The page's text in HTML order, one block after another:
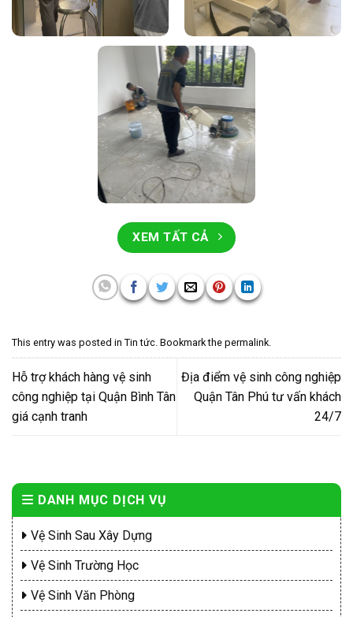
XEM TẤT CẢ
This entry was posted in Tin tức. Bookmark the permalink.
Hỗ trợ khách hàng vệ sinh
công nghiệp tại Quận Bình Tân
giá cạnh tranh
Địa điểm vệ sinh công nghiệp
Quận Tân Phú tư vấn khách
24/7
DANH MỤC DỊCH VỤ
Vệ Sinh Sau Xây Dựng
Vệ Sinh Trường Học
Vệ Sinh Văn Phòng